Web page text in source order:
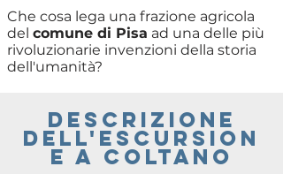
Che cosa lega una frazione agricola
del comune di Pisa ad una delle più
rivoluzionarie invenzioni della storia
dell'umanità?
descrizione
delL'ESCURSION
E A Coltano